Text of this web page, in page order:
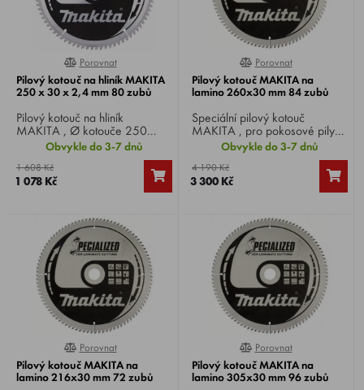
0%
Porovnat
Pilový kotouč na hliník MAKITA
250 x 30 x 2,4 mm 80 zubů
Pilový kotouč na hliník
MAKITA , Ø kotouče 250
mm, Ø vrtání 30 mm, 80 zubů,
tloušťka řezu 2,4 mm, pro
okružní, pokosové a stolní pily.
Obvykle do 3-7 dnů
1 608 Kč
1 078 Kč
0%
Porovnat
Pilový kotouč MAKITA na
lamino 260x30 mm 84 zubů
Speciální pilový kotouč
MAKITA , pro pokosové pily
na řezání lamina, Ø
kotouče 260 mm, tloušťka
kotouče 1,8 mm, Ø vrtání 30
mm, 84 zubů, tloušťka
zubu 2,5 mm. Rychlý a velmi
Obvykle do 3-7 dnů
4 190 Kč
3 300 Kč
0%
Porovnat
Pilový kotouč MAKITA na
lamino 216x30 mm 72 zubů
0%
Porovnat
Pilový kotouč MAKITA na
lamino 305x30 mm 96 zubů